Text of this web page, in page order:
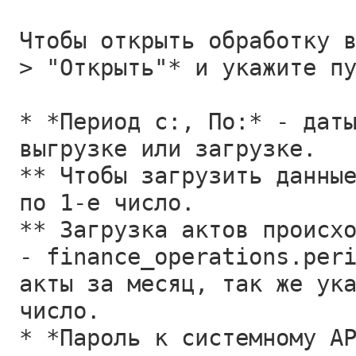
Чтобы открыть
> "Открыть"* и укажите
* *Период с:, По:* - даты
выгрузке или загрузке.
** Чтобы загрузить
по 1-е число.
** Загрузка актов
-
акты за месяц, так же
число.
* *Пароль к системному